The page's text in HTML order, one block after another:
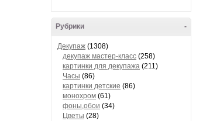
-
Рубрики
Декупаж (1308)
декупаж мастер-класс (258)
картинки для декупажа (211)
Часы (86)
картинки детские (86)
монохром (61)
фоны,обои (34)
Цветы (28)